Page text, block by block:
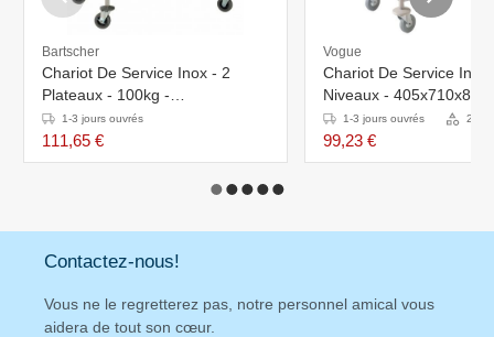
Bartscher
Chariot De Service Inox - 2
Plateaux - 100kg -
920x600x945(h)mm
1-3 jours ouvrés
111,65 €
Vogue
Chariot De Service Inox
Niveaux -
1-3 jours ouvrés 2
99,23 €
Contactez-nous!
Vous ne le regretterez pas, notre personnel amical vous
aidera de tout son cœur.